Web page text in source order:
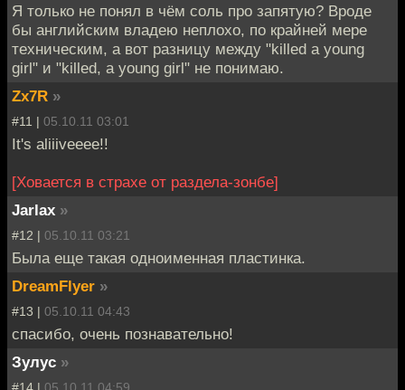
Я только не понял в чём соль про запятую? Вроде
бы английским владею неплохо, по крайней мере
техническим, а вот разницу между "killed a young
girl" и "killed, a young girl" не понимаю.
Zx7R »
#11 | 05.10.11 03:01
It's aliiiveeee!!
[Ховается в страхе от раздела-зонбе]
Jarlax »
#12 | 05.10.11 03:21
Была еще такая одноименная пластинка.
DreamFlyer »
#13 | 05.10.11 04:43
спасибо, очень познавательно!
Зулуc »